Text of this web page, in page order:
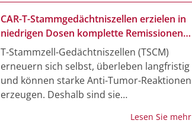
CAR-T-Stammgedächtniszellen erzielen in
niedrigen Dosen komplette Remissionen
ohne vorhergehende Chemotherapie
T-Stammzell-Gedächtniszellen (TSCM)
erneuern sich selbst, überleben langfristig
und können starke Anti-Tumor-Reaktionen
erzeugen. Deshalb sind sie
Zelltherapien der nächsten Generation.
Lesen Sie mehr